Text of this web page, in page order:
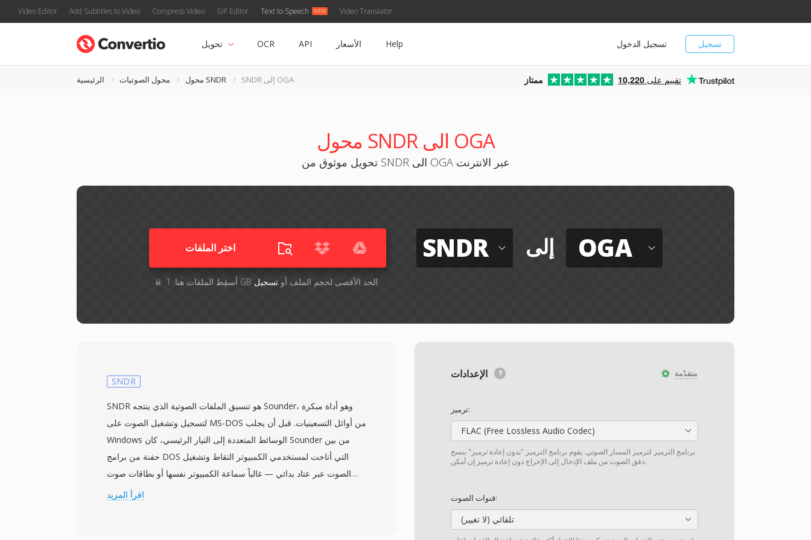
Video Editor Add Subtitles to Video Compress Video GIF Editor Text to Speech Video Translator
تسجيل تسجيل الدخول تحويل OCR API الأسعار Help
الرئيسية محول الصوتيات محول SNDR SNDR إلى OGA ممتاز 10,220 تقييم على
محول SNDR الى OGA
تحويل موثوق من SNDR الى OGA عبر الانترنت
اختر الملفات
أسقِط الملفات هنا. 1 GB الحد الأقصى لحجم الملف أوتسجيل
SNDR إلى OGA
متقدّمة
ترميز:
FLAC (Free Lossless Audio Codec)
برنامج الترميز لترميز المسار الصوتي. يقوم برنامج الترميز "بدون إعادة ترميز" بنسخ
دفق الصوت من ملف الإدخال إلى الإخراج دون إعادة ترميز إن أمكن.
قنوات الصوت:
تلقائي (لا تغيير)
SNDR
SNDR هو تنسيق الملفات الصوتية الذي ينتجه Sounder، وهو أداة مبكرة
لتسجيل وتشغيل الصوت على MS-DOS من أوائل التسعينيات. قبل أن يجلب
Windows الوسائط المتعددة إلى التيار الرئيسي، كان Sounder من بين
حفنة من برامج DOS التي أتاحت لمستخدمي الكمبيوتر التقاط وتشغيل
الصوت عبر عتاد بدائي — غالباً سماعة الكمبيوتر نفسها أو بطاقات صوت
مبكرة بدقة 8 بت. يخزّن التنسيق عينات PCM غير موقّعة بدقة 8 بت بدون
اقرأ المزيد